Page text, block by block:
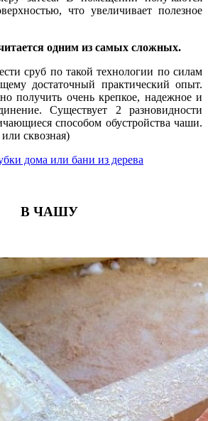
что увеличивает полезное
одним из самых сложных.
сруб по такой технологии по силам
достаточный практический опыт.
получить очень крепкое, надежное и
Существует 2 разновидности
способом обустройства чаши.
сквозная)
В ЧАШУ